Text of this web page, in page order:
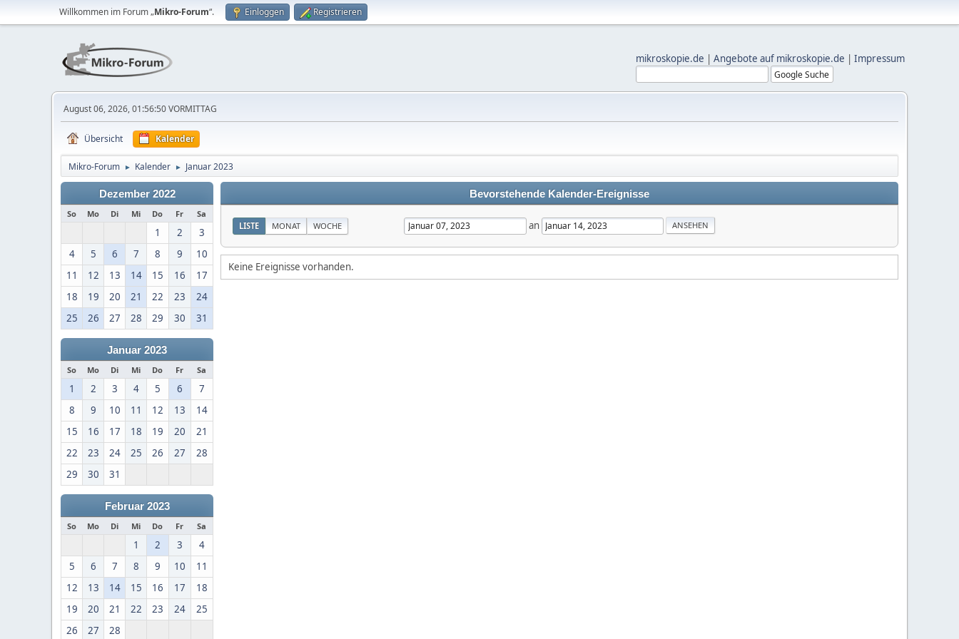
Willkommen im Forum „Mikro-Forum“. Einloggen Registrieren
mikroskopie.de | Angebote auf mikroskopie.de | Impressum
August 06, 2026, 01:56:50 VORMITTAG
Übersicht Kalender
Mikro-Forum ► Kalender ► Januar 2023
Dezember 2022
So Mo Di Mi Do Fr Sa
1 2
3
4
5 6 7 8 9
10
11
12 13 14 15 16
17
18
19 20 21 22 23
24
25
26 27 28 29 30 31
Januar 2023
So Mo Di Mi Do Fr Sa
1 2 3 4 5 6
7
8
9 10 11 12 13
14
15
16 17 18 19 20
21
22
23 24 25 26 27
28
29
30 31
Februar 2023
So Mo Di Mi Do Fr Sa
1 2 3
4
5
6 7 8 9 10
11
12
13 14 15 16 17
18
19
20 21 22 23 24
25
26
27 28
Bevorstehende Kalender-Ereignisse
LISTE MONAT WOCHE an
Keine Ereignisse vorhanden.